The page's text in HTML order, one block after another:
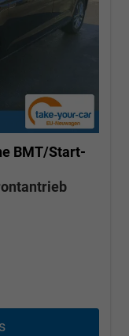
BMT/Start-